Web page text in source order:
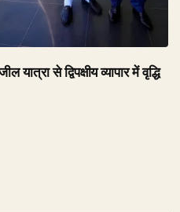
यात्रा से द्विपक्षीय व्यापार में वृद्धि